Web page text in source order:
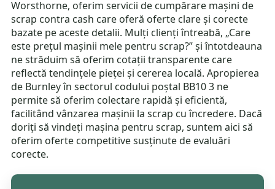
Worsthorne, oferim servicii de cumpărare mașini de
scrap contra cash care oferă oferte clare și corecte
bazate pe aceste detalii. Mulți clienți întreabă, „Care
este prețul mașinii mele pentru scrap?” și întotdeauna
ne străduim să oferim cotații transparente care
reflectă tendințele pieței și cererea locală. Apropierea
de Burnley în sectorul codului poștal BB10 3 ne
permite să oferim colectare rapidă și eficientă,
facilitând vânzarea mașinii la scrap cu încredere. Dacă
doriți să vindeți mașina pentru scrap, suntem aici să
oferim oferte competitive susținute de evaluări
corecte.